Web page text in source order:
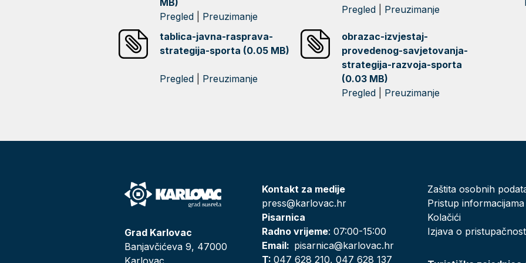
MB)
Pregled
Preuzimanje
Pregled
Preuzimanje
tablica-javna-rasprava-
strategija-sporta (0.05 MB)
Pregled Preuzimanje
obrazac-izvjestaj-
provedenog-savjetovanja-
strategija-razvoja-sporta
(0.03 MB)
Pregled
Preuzimanje
Grad Karlovac
Banjavčićeva 9, 47000
Karlovac
Kontakt za medije
press@karlovac.hr
Pisarnica
Radno vrijeme: 07:00-15:00
Email: pisarnica@karlovac.hr
T:047 628 210, 047 628 137
Zaštita osobnih
Pristup informacijama
Kolačići
Izjava o